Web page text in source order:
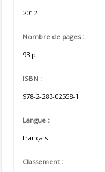
2012
Nombre de pages :
93 p.
ISBN :
978-2-283-02558-1
Langue :
français
Classement :